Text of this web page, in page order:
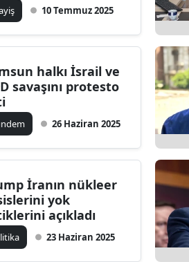
10 Temmuz 2025
halkı İsrail ve
savaşını protesto
26 Haziran 2025
İranın nükleer
yok
açıkladı
23 Haziran 2025